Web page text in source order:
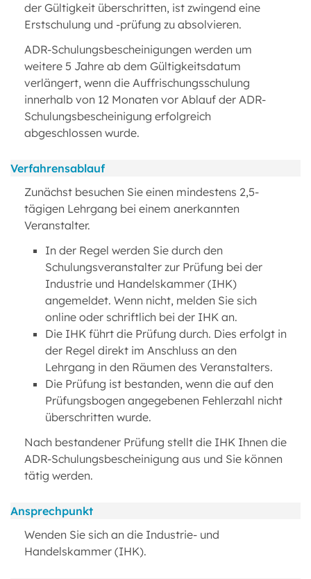
der Gültigkeit überschritten, ist zwingend eine
Erstschulung und -prüfung zu absolvieren.
ADR-Schulungsbescheinigungen werden um
weitere 5 Jahre ab dem Gültigkeitsdatum
verlängert, wenn die Auffrischungsschulung
innerhalb von 12 Monaten vor Ablauf der ADR-
Schulungsbescheinigung erfolgreich
abgeschlossen wurde.
Verfahrensablauf
Zunächst besuchen Sie einen mindestens 2,5-
tägigen Lehrgang bei einem anerkannten
Veranstalter.
In der Regel werden Sie durch den
Schulungsveranstalter zur Prüfung bei der
Industrie und Handelskammer (IHK)
angemeldet. Wenn nicht, melden Sie sich
online oder schriftlich bei der IHK an.
Die IHK führt die Prüfung durch. Dies erfolgt in
der Regel direkt im Anschluss an den
Lehrgang in den Räumen des Veranstalters.
Die Prüfung ist bestanden, wenn die auf den
Prüfungsbogen angegebenen Fehlerzahl nicht
überschritten wurde.
Nach bestandener Prüfung stellt die IHK Ihnen die
ADR-Schulungsbescheinigung aus und Sie können
tätig werden.
Ansprechpunkt
Wenden Sie sich an die Industrie- und
Handelskammer (IHK).